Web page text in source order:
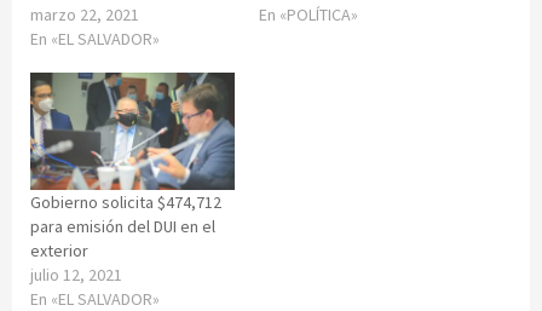
marzo 22, 2021
En «EL SALVADOR»
En «POLÍTICA»
Gobierno solicita $474,712
para emisión del DUI en el
exterior
julio 12, 2021
En «EL SALVADOR»